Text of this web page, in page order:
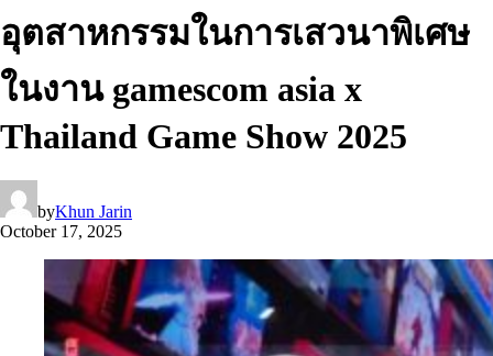
อุตสาหกรรมในการเสวนาพิเศษ
ในงาน gamescom asia x
Thailand Game Show 2025
byKhun Jarin
October 17, 2025